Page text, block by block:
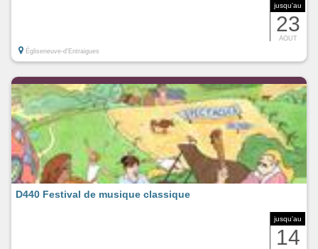
jusqu'au
23
AOUT
Égliseneuve-d'Entraigues
jusqu'au
14
D440 Festival de musique classique